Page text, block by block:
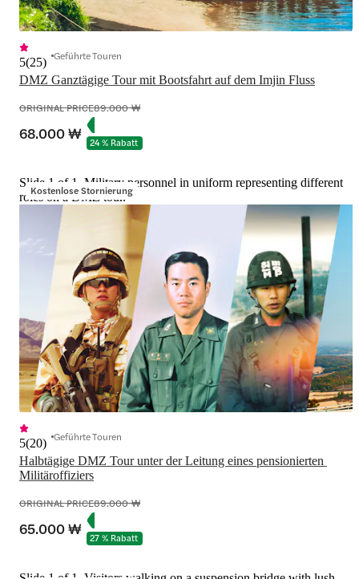
DMZ Ganztägige Tour mit Bootsfahrt auf dem Imjin Fluss
5(25) Geführte Touren
ORIGINAL PRICE89.000 ₩
68.000 ₩ 24 % Rabatt
Kostenlose Stornierung
Slide 1 of 1, Military personnel in uniform representing different
roles on a DMZ tour.
Halbtägige DMZ Tour unter der Leitung eines pensionierten
Militäroffiziers
5(20) Geführte Touren
ORIGINAL PRICE89.000 ₩
65.000 ₩ 27 % Rabatt